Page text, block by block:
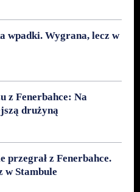
wpadki. Wygrana, lecz w
z Fenerbahce: Na
drużyną
z Fenerbahce.
w Stambule